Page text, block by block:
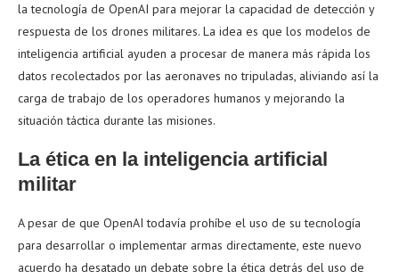
la tecnología de OpenAI para mejorar la capacidad de detección y
respuesta de los drones militares. La idea es que los modelos de
inteligencia artificial ayuden a procesar de manera más rápida los
datos recolectados por las aeronaves no tripuladas, aliviando así la
carga de trabajo de los operadores humanos y mejorando la
situación táctica durante las misiones.
La ética en la inteligencia artificial
militar
A pesar de que OpenAI todavía prohíbe el uso de su tecnología
para desarrollar o implementar armas directamente, este nuevo
acuerdo ha desatado un debate sobre la ética detrás del uso de